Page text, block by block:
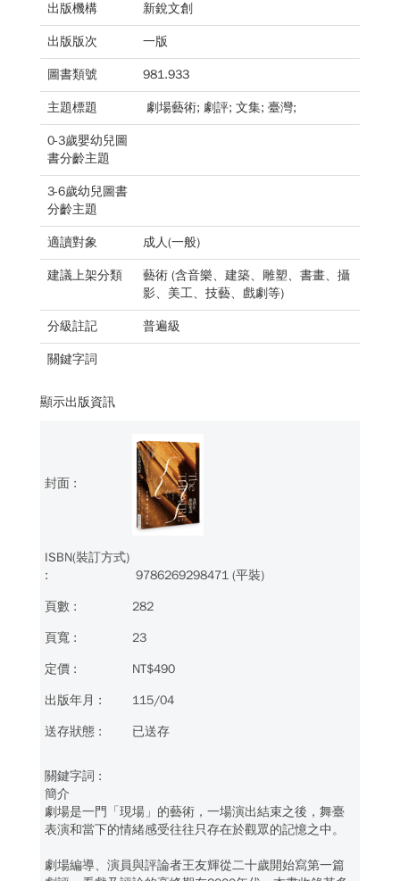
出版機構 新銳文創
出版版次 一版
圖書類號 981.933
主題標題 劇場藝術; 劇評; 文集; 臺灣;
0-3歲嬰幼兒圖
書分齡主題
3-6歲幼兒圖書
分齡主題
適讀對象 成人(一般)
建議上架分類
藝術 (含音樂、建築、雕塑、書畫、攝
影、美工、技藝、戲劇等)
分級註記 普遍級
關鍵字詞
顯示出版資訊
9786269298471 (平裝)
282
23
NT$490
115/04
已送存
簡介
劇場是一門「現場」的藝術，一場演出結束之後，舞臺
表演和當下的情緒感受往往只存在於觀眾的記憶之中。
劇場編導、演員與評論者王友輝從二十歲開始寫第一篇